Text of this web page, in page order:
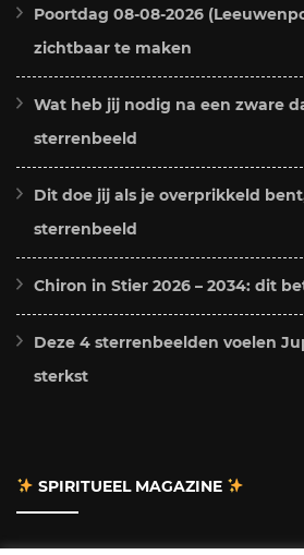
Poortdag 08-08-2026
zichtbaar te maken
Wat heb jij nodig na een zware
sterrenbeeld
Dit doe jij als je overprikkeld
sterrenbeeld
Chiron in Stier 2026 – 2034: dit
Deze 4 sterrenbeelden voelen
sterkst
SPIRITUEEL MAGAZINE